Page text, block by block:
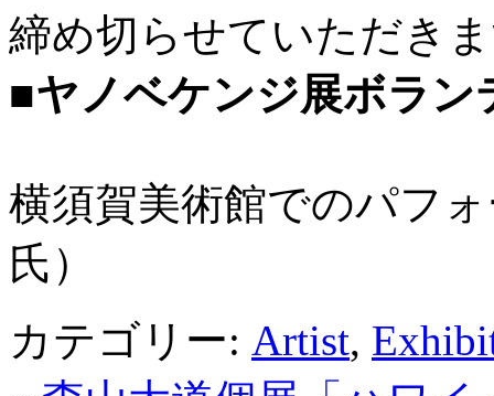
締め切らせていただき
■ヤノベケンジ展ボラ
横須賀美術館でのパフ
氏）
カテゴリー: Artist,